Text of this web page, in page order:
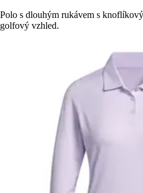
Polo s dlouhým rukávem s
golfový vzhled.